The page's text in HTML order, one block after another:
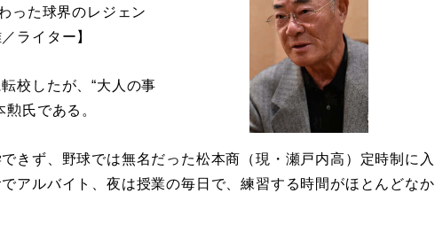
った球界のレジェン
ライター】
校したが、“大人の事
氏である。
きず、野球では無名だった松本商（現・瀬戸内高）定時制に入
アルバイト、夜は授業の毎日で、練習する時間がほとんどなか